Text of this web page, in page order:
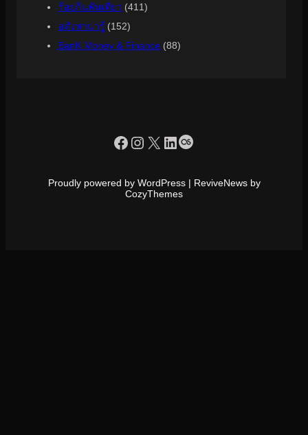
ร้อยกินพันเที่ยว (411)
อสังหาน่ารู้ (152)
ฺBanK Money & Finance (88)
https://www.facebook.com/profile.php?id=100090086432719
Instagram
X LinkedIn
Last.fm
Proudly powered by WordPress | ReviveNews by
CozyThemes